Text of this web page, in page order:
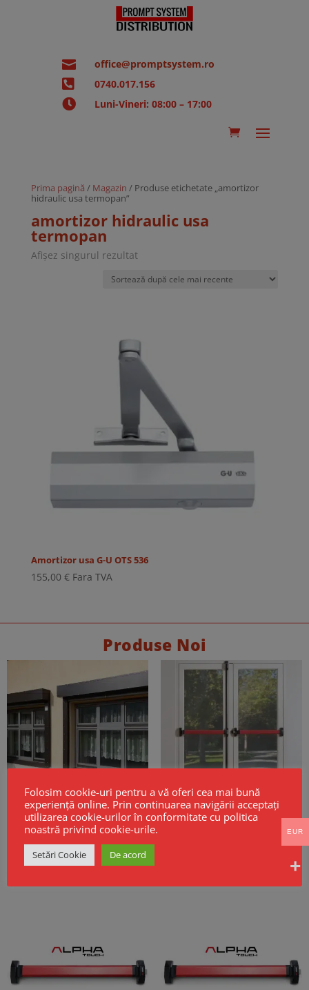
 office@promptsystem.ro
 0740.017.156
 Luni-Vineri: 08:00 – 17:00
Prima pagină / Magazin / Produse etichetate „amortizor
hidraulic usa termopan”
amortizor hidraulic usa
termopan
Afișez singurul rezultat
Amortizor usa G-U OTS 536
155,00 € Fara TVA
Produse Noi
Cortine Rezistente la Foc EI60 –
Model GSF KPR EI
Maner antipanica PUSH BAR CISA
ALPHA usi 2 canate inchidere 3
Folosim cookie-uri pentru a vă oferi cea mai bună
experiență online. Prin continuarea navigării acceptați
utilizarea cookie-urilor în conformitate cu politica
noastră privind cookie-urile.
Setări Cookie De acord
EUR